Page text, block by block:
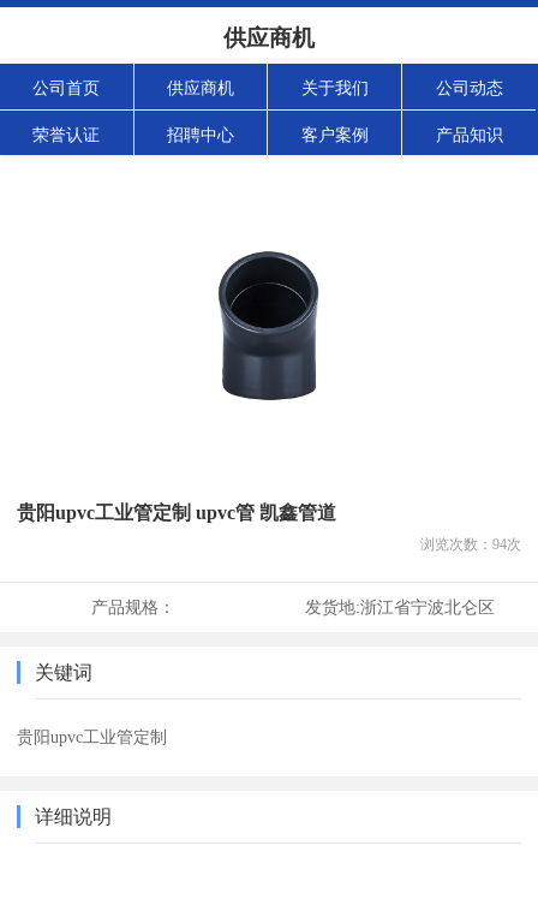
供应商机
公司首页 供应商机 关于我们 公司动态
荣誉认证 招聘中心 客户案例 产品知识
贵阳upvc工业管定制 upvc管 凯鑫管道
浏览次数： 94次
产品规格： 发货地:浙江省宁波北仑区
关键词
贵阳upvc工业管定制
详细说明